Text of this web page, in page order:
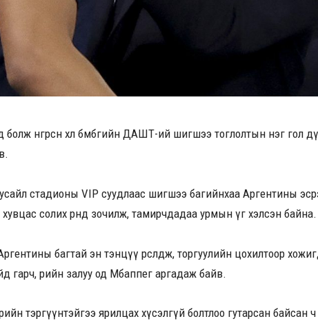
өнгөрсөн хөл бөмбөгийн ДАШТ-ий шигшээ тоглолтын нэг гол
стадионы VIP суудлаас шигшээ багийнхаа Аргентины
солих өрөөнд зочилж, тамирчдадаа урмын үг хэлсэн байна.
багтай эн тэнцүү өрсөлдөж, торгуулийн цохилтоор
гарч, өөрийн залуу од Мбаппег аргадаж байв.
тэргүүнтэйгээ ярилцах хүсэлгүй болтлоо гутарсан байсан